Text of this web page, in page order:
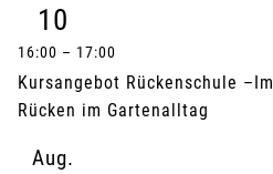
10
16:00 – 17:00
Kursangebot Rückenschule
Rücken im Gartenalltag
Aug.